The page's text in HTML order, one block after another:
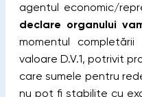
agentul economic/
declare organului
momentul
valoare D.V.1, potrivit
care sumele pentru
nu pot fi stabilite cu